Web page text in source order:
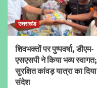
उत्तराखंड
शिवभक्तों पर पुष्पवर्षा, डीएम-
एसएसपी ने किया भव्य स्वागत;
सुरक्षित कांवड़ यात्रा का दिया
संदेश